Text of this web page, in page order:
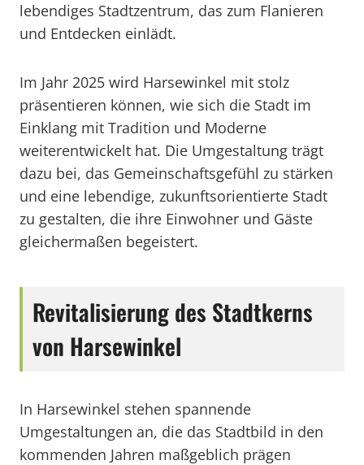
lebendiges Stadtzentrum, das zum Flanieren
und Entdecken einlädt.
Im Jahr 2025 wird Harsewinkel mit stolz
präsentieren können, wie sich die Stadt im
Einklang mit Tradition und Moderne
weiterentwickelt hat. Die Umgestaltung trägt
dazu bei, das Gemeinschaftsgefühl zu stärken
und eine lebendige, zukunftsorientierte Stadt
zu gestalten, die ihre Einwohner und Gäste
gleichermaßen begeistert.
Revitalisierung des Stadtkerns
von Harsewinkel
In Harsewinkel stehen spannende
Umgestaltungen an, die das Stadtbild in den
kommenden Jahren maßgeblich prägen